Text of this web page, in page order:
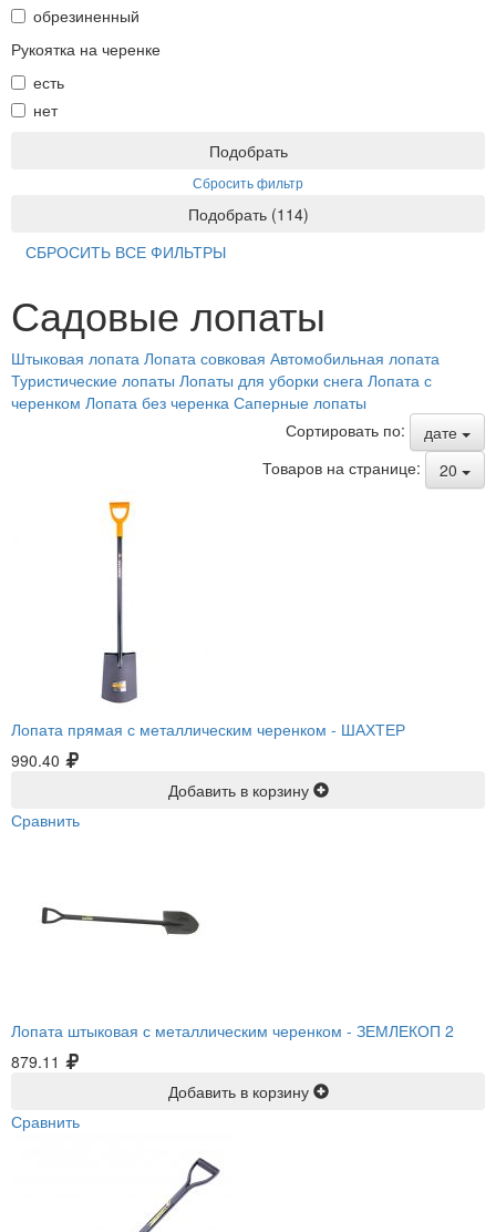
обрезиненный
Рукоятка на черенке
есть
нет
Подобрать
Сбросить фильтр
Подобрать (114)
СБРОСИТЬ ВСЕ ФИЛЬТРЫ
Садовые лопаты
Штыковая лопата Лопата совковая Автомобильная лопата
Туристические лопаты Лопаты для уборки снега Лопата с
черенком Лопата без черенка Саперные лопаты
Сортировать по:
дате
Товаров на странице:
20
Лопата прямая с металлическим черенком - ШАХТЕР
990.40
Добавить в корзину
Сравнить
Лопата штыковая с металлическим черенком - ЗЕМЛЕКОП 2
879.11
Добавить в корзину
Сравнить